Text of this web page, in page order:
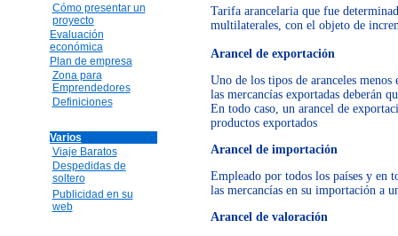
Cómo presentar un
proyecto
Evaluación
económica
Plan de empresa
Zona para
Emprendedores
Definiciones
Varios
Viaje Baratos
Despedidas de
soltero
Publicidad en su
web
Tarifa arancelaria que fue
multilaterales, con el objeto de
Arancel de exportación
Uno de los tipos de aranceles
las mercancías exportadas deberán
En todo caso, un arancel de
productos exportados
Arancel de importación
Empleado por todos los países y en
las mercancías en su importación a
Arancel de valoración